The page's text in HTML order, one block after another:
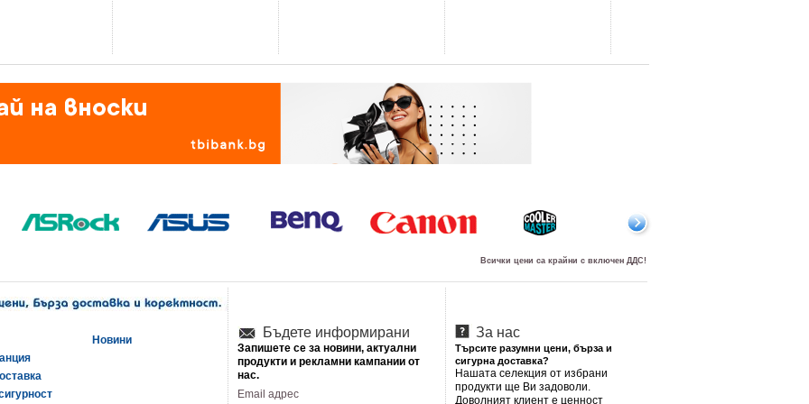
Всички цени са крайни с включен ДДС!
Новини Бъдете информирани
Запишете се за новини, актуални
продукти и рекламни кампании от
нас.
За нас
Търсите разумни цени, бърза и
сигурна доставка?
Нашата селекция от избрани
продукти ще Ви задоволи.
Доволният клиент е ценност